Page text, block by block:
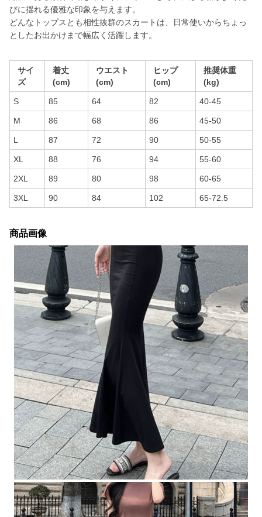
びに揺れる優雅な印象を与えます。
どんなトップスとも相性抜群のスカートは、日常使いからちょっ
としたお出かけまで幅広く活躍します。
サイ
ズ
着丈
(cm)
ウエスト
(cm)
ヒップ
(cm)
推奨体重
(kg)
S 85 64 82 40-45
M 86 68 86 45-50
L 87 72 90 50-55
XL 88 76 94 55-60
2XL 89 80 98 60-65
3XL 90 84 102 65-72.5
商品画像